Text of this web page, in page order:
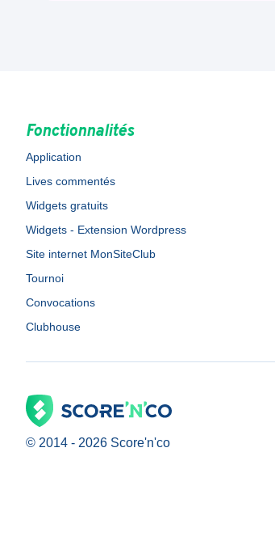
Fonctionnalités
Application
Lives commentés
Widgets gratuits
Widgets - Extension Wordpress
Site internet MonSiteClub
Tournoi
Convocations
Clubhouse
© 2014 - 2026 Score'n'co